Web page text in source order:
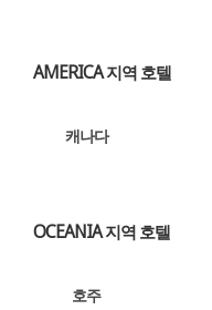
AMERICA 지역 호텔
캐나다
OCEANIA 지역 호텔
호주